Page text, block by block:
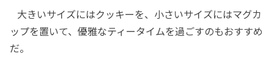
大きいサイズにはクッキーを、小さいサイズにはマグカ
ップを置いて、優雅なティータイムを過ごすのもおすすめ
だ。